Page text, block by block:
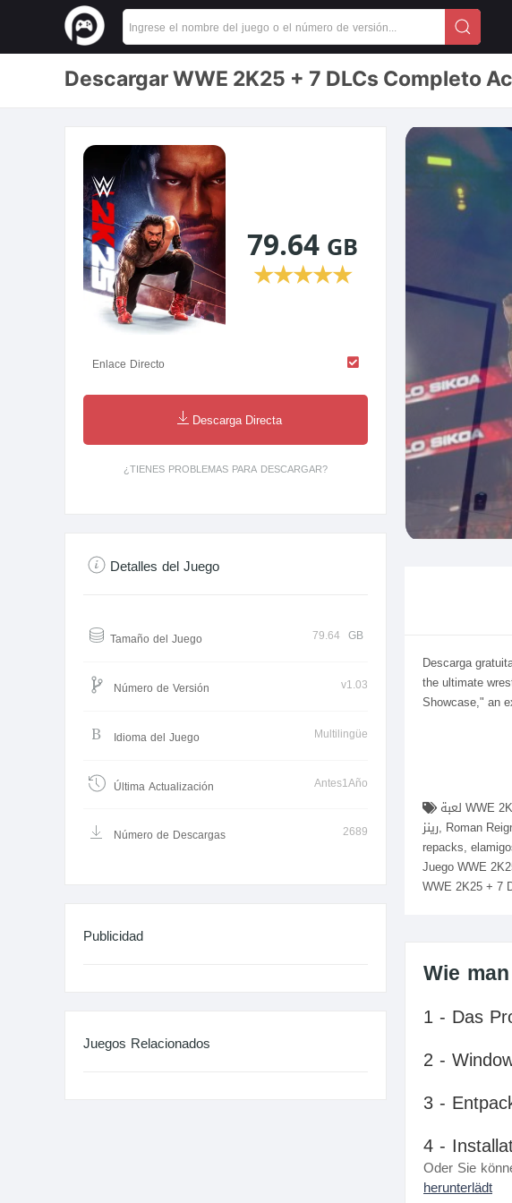
Descargar WWE 2K25 + 7 DLCs Completo
Descarga
the ultimate
Showcase," an
رينز, Roman Reigns, بول هيمان, Paul Heyman, مباريات بين الجنسين, Intergender Matches,descargar WWE 2K25 + 7 DLCs fitgirl
repacks,
Juego WWE
WWE 2K25 + 7
Wie
1 - Das
2 -
3 -
4 -
Oder Sie
herunterlädt
79.64 GB
★★★★★
Enlace Directo
Descarga Directa
¿TIENES PROBLEMAS PARA DESCARGAR?
Detalles del Juego
Tamaño del Juego 79.64 GB
Número de Versión v1.03
Idioma del Juego Multilingüe
Última Actualización Antes1Año
Número de Descargas 2689
Publicidad
Juegos Relacionados